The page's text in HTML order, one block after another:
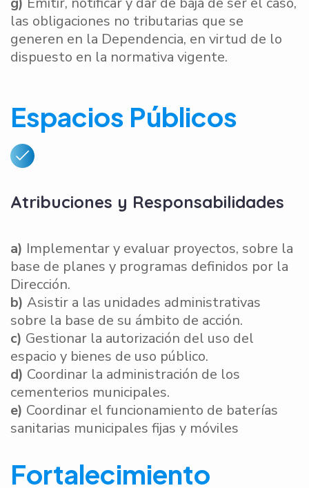
las obligaciones no tributarias que se
generen en la Dependencia, en virtud de lo
dispuesto en la normativa vigente.
Espacios Públicos
Atribuciones y Responsabilidades
a) Implementar y evaluar proyectos, sobre la
base de planes y programas definidos por la
Dirección.
b) Asistir a las unidades administrativas
sobre la base de su ámbito de acción.
c) Gestionar la autorización del uso del
espacio y bienes de uso público.
d) Coordinar la administración de los
cementerios municipales.
e) Coordinar el funcionamiento de baterías
sanitarias municipales fijas y móviles
Fortalecimiento